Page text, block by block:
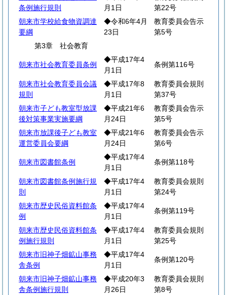
条例施行規則
月1日
第22号
朝来市学校給食物資調達
要綱
◆令和6年4月
23日
教育委員会告示
第5号
第3章 社会教育
朝来市社会教育委員条例
◆平成17年4
月1日
条例第116号
朝来市社会教育委員会議
規則
◆平成17年8
月1日
教育委員会規則
第37号
朝来市子ども教室型放課
後対策事業実施要綱
◆平成21年6
月24日
教育委員会告示
第5号
朝来市放課後子ども教室
運営委員会要綱
◆平成21年6
月24日
教育委員会告示
第6号
朝来市図書館条例
◆平成17年4
月1日
条例第118号
朝来市図書館条例施行規
則
◆平成17年4
月1日
教育委員会規則
第24号
朝来市歴史民俗資料館条
例
◆平成17年4
月1日
条例第119号
朝来市歴史民俗資料館条
例施行規則
◆平成17年4
月1日
教育委員会規則
第25号
朝来市旧神子畑鉱山事務
舎条例
◆平成17年4
月1日
条例第120号
朝来市旧神子畑鉱山事務
舎条例施行規則
◆平成20年3
月26日
教育委員会規則
第8号